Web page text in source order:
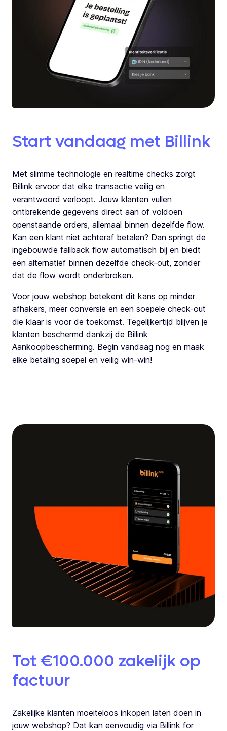
Start vandaag met Billink
Met slimme technologie en realtime checks zorgt
Billink ervoor dat elke transactie veilig en
verantwoord verloopt. Jouw klanten vullen
ontbrekende gegevens direct aan of voldoen
openstaande orders, allemaal binnen dezelfde flow.
Kan een klant niet achteraf betalen? Dan springt de
ingebouwde fallback flow automatisch bij en biedt
een alternatief binnen dezelfde check-out, zonder
dat de flow wordt onderbroken.
Voor jouw webshop betekent dit kans op minder
afhakers, meer conversie en een soepele check-out
die klaar is voor de toekomst. Tegelijkertijd blijven je
klanten beschermd dankzij de Billink
Aankoopbescherming. Begin vandaag nog en maak
elke betaling soepel en veilig win-win!
Tot €100.000 zakelijk op
factuur
Zakelijke klanten moeiteloos inkopen laten doen in
jouw webshop? Dat kan eenvoudig via Billink for